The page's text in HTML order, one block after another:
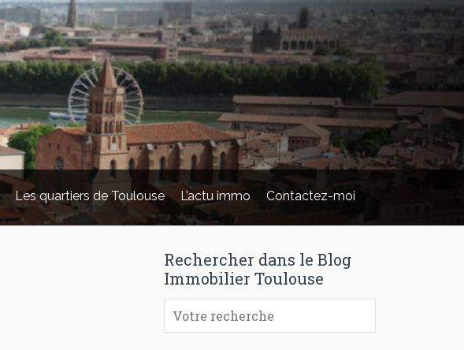
Les quartiers de Toulouse L’actu immo Contactez-moi
Rechercher dans le Blog
Immobilier Toulouse